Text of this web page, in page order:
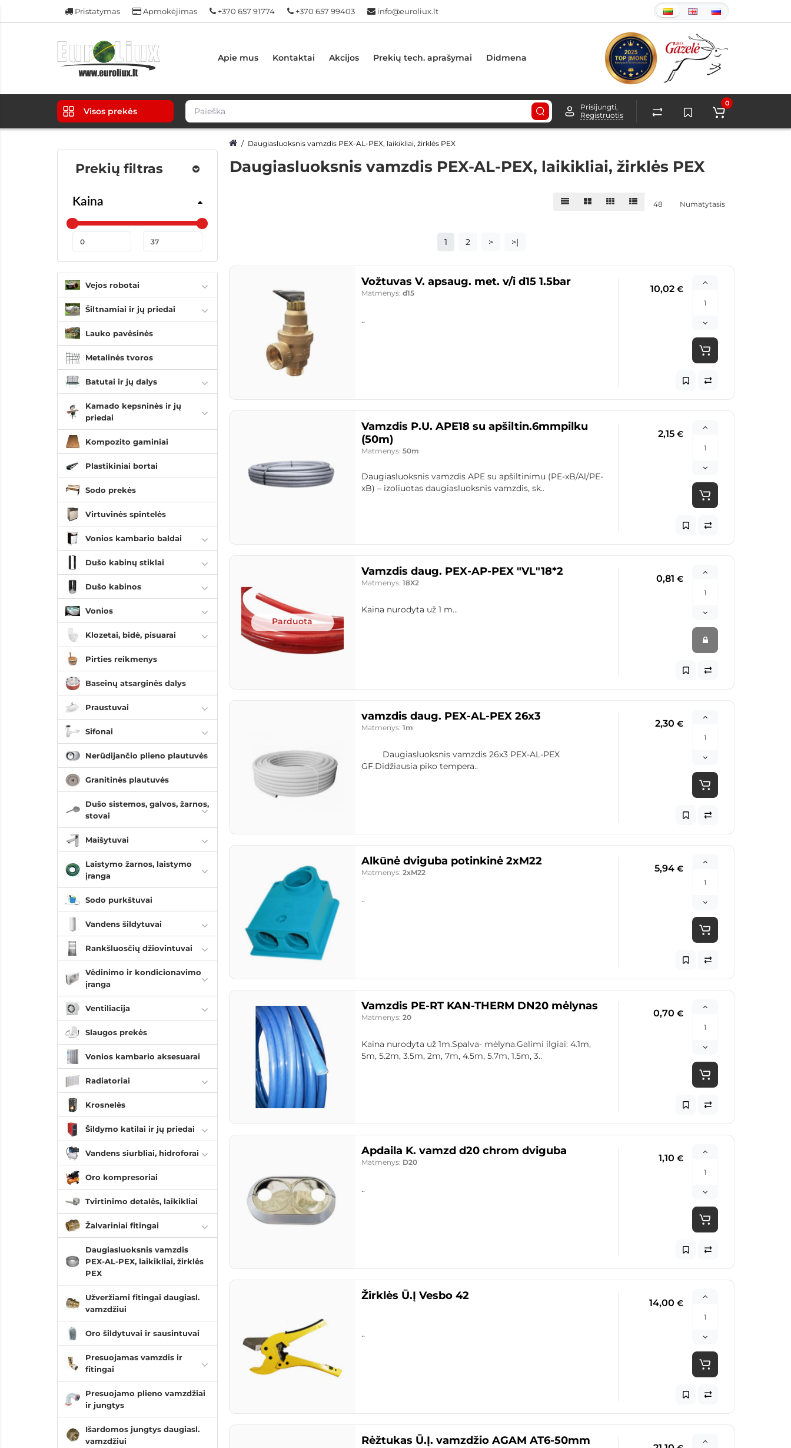
Pristatymas Apmokėjimas +370 657 91774 +370 657 99403 info@euroliux.lt
Apie mus Kontaktai Akcijos Prekių tech. aprašymai Didmena
Visos prekės
Prisijungti,
Registruotis
0
Daugiasluoksnis vamzdis PEX-AL-PEX, laikikliai, žirklės PEX
Prekių filtras
Kaina
Vejos robotai
Šiltnamiai ir jų priedai
Lauko pavėsinės
Metalinės tvoros
Batutai ir jų dalys
Kamado kepsninės ir jų
priedai
Kompozito gaminiai
Plastikiniai bortai
Sodo prekės
Virtuvinės spintelės
Vonios kambario baldai
Dušo kabinų stiklai
Dušo kabinos
Vonios
Klozetai, bidė, pisuarai
Pirties reikmenys
Baseinų atsarginės dalys
Praustuvai
Sifonai
Nerūdijančio plieno plautuvės
Granitinės plautuvės
Dušo sistemos, galvos, žarnos,
stovai
Maišytuvai
Laistymo žarnos, laistymo
įranga
Sodo purkštuvai
Vandens šildytuvai
Rankšluosčių džiovintuvai
Vėdinimo ir kondicionavimo
įranga
Ventiliacija
Slaugos prekės
Vonios kambario aksesuarai
Radiatoriai
Krosnelės
Šildymo katilai ir jų priedai
Vandens siurbliai, hidroforai
Oro kompresoriai
Tvirtinimo detalės, laikikliai
Žalvariniai fitingai
Daugiasluoksnis vamzdis
PEX-AL-PEX, laikikliai, žirklės
PEX
Užveržiami fitingai daugiasl.
vamzdžiui
Oro šildytuvai ir sausintuvai
Presuojamas vamzdis ir
fitingai
Presuojamo plieno vamzdžiai
ir jungtys
Išardomos jungtys daugiasl.
vamzdžiui
Daugiasluoksnis vamzdis PEX-AL-PEX, laikikliai, žirklės PEX
48 Numatytasis
1 2 > >|
Vožtuvas V. apsaug. met. v/i d15 1.5bar
Matmenys: d15
..
10,02 €
Vamzdis P.U. APE18 su apšiltin.6mmpilku
(50m)
Matmenys: 50m
Daugiasluoksnis vamzdis APE su apšiltinimu (PE-xB/Al/PE-
xB) – izoliuotas daugiasluoksnis vamzdis, sk..
2,15 €
Parduota
Vamzdis daug. PEX-AP-PEX "VL"18*2
Matmenys: 18X2
Kaina nurodyta už 1 m...
0,81 €
vamzdis daug. PEX-AL-PEX 26x3
Matmenys: 1m
Daugiasluoksnis vamzdis 26x3 PEX-AL-PEX
GF.Didžiausia piko tempera..
2,30 €
Alkūnė dviguba potinkinė 2xM22
Matmenys: 2xM22
..
5,94 €
Vamzdis PE-RT KAN-THERM DN20 mėlynas
Matmenys: 20
Kaina nurodyta už 1m.Spalva- mėlyna.Galimi ilgiai: 4.1m,
5m, 5.2m, 3.5m, 2m, 7m, 4.5m, 5.7m, 1.5m, 3..
0,70 €
Apdaila K. vamzd d20 chrom dviguba
Matmenys: D20
..
1,10 €
Žirklės Ū.Į Vesbo 42
..
14,00 €
Rėžtukas Ū.Į. vamzdžio AGAM AT6-50mm